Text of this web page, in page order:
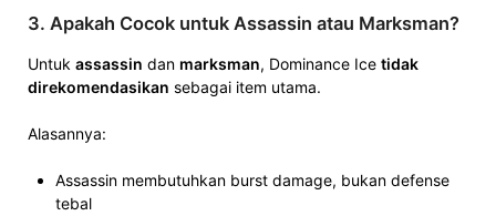
3. Apakah Cocok untuk Assassin atau Marksman?
Untuk assassin dan marksman, Dominance Ice tidak
direkomendasikan sebagai item utama.
Alasannya:
Assassin membutuhkan burst damage, bukan defense
tebal